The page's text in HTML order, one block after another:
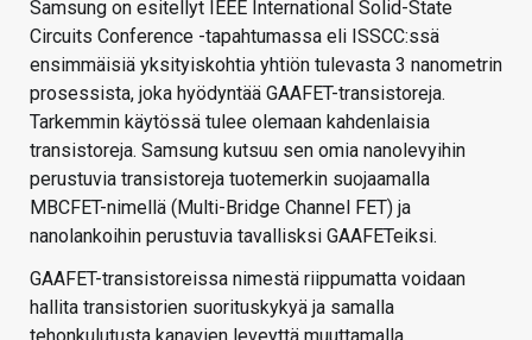
Samsung on esitellyt IEEE International Solid-State
Circuits Conference -tapahtumassa eli ISSCC:ssä
ensimmäisiä yksityiskohtia yhtiön tulevasta 3 nanometrin
prosessista, joka hyödyntää GAAFET-transistoreja.
Tarkemmin käytössä tulee olemaan kahdenlaisia
transistoreja. Samsung kutsuu sen omia nanolevyihin
perustuvia transistoreja tuotemerkin suojaamalla
MBCFET-nimellä (Multi-Bridge Channel FET) ja
nanolankoihin perustuvia tavallisksi GAAFETeiksi.
GAAFET-transistoreissa nimestä riippumatta voidaan
hallita transistorien suorituskykyä ja samalla